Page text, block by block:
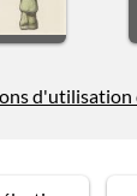
d'utilisation